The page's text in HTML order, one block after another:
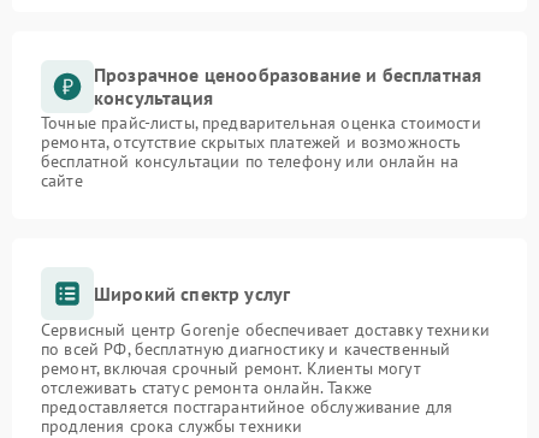
Прозрачное ценообразование и бесплатная
консультация
Точные прайс-листы, предварительная оценка стоимости
ремонта, отсутствие скрытых платежей и возможность
бесплатной консультации по телефону или онлайн на
сайте
Широкий спектр услуг
Сервисный центр Gorenje обеспечивает доставку техники
по всей РФ, бесплатную диагностику и качественный
ремонт, включая срочный ремонт. Клиенты могут
отслеживать статус ремонта онлайн. Также
предоставляется постгарантийное обслуживание для
продления срока службы техники